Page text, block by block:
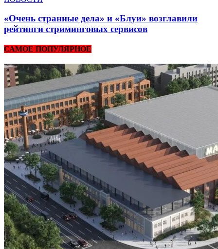
«Очень странные дела» и «Блуи» возглавили
рейтинги стриминговых сервисов
САМОЕ ПОПУЛЯРНОЕ